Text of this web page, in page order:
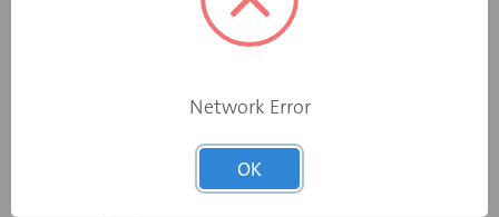
• Vanaf model 315 leverbaar met kern voor extra
Network Error
OK